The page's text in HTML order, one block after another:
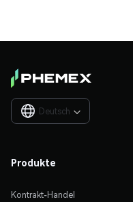
Deutsch 
Produkte
Kontrakt-Handel